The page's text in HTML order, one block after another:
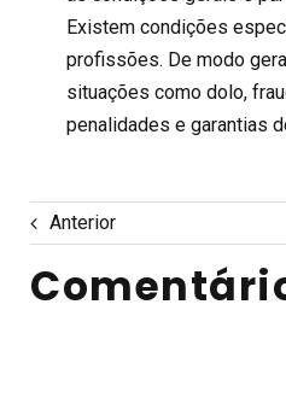
Existem condições
profissões. De modo
situações como dolo,
penalidades e garantias
Anterior